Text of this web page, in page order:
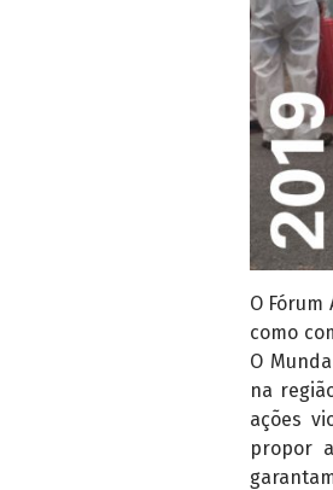
O
como
O
na
ações
propor